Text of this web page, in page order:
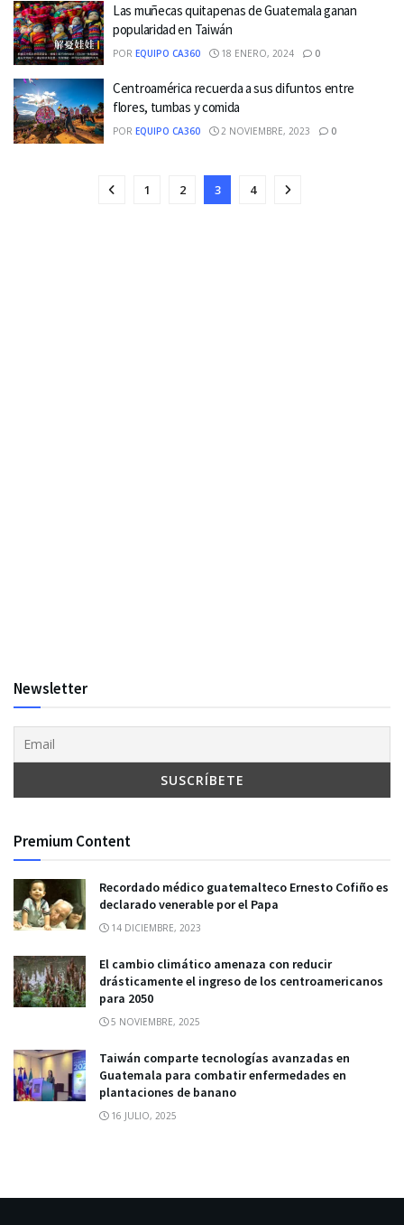
Las muñecas quitapenas de Guatemala ganan
popularidad en Taiwán
POR EQUIPO CA360 18 ENERO, 2024 0
Centroamérica recuerda a sus difuntos entre
flores, tumbas y comida
POR EQUIPO CA360 2 NOVIEMBRE, 2023 0
1 2 3 4
Newsletter
Premium Content
Recordado médico guatemalteco Ernesto Cofiño es
declarado venerable por el Papa
14 DICIEMBRE, 2023
El cambio climático amenaza con reducir
drásticamente el ingreso de los centroamericanos
para 2050
5 NOVIEMBRE, 2025
Taiwán comparte tecnologías avanzadas en
Guatemala para combatir enfermedades en
plantaciones de banano
16 JULIO, 2025